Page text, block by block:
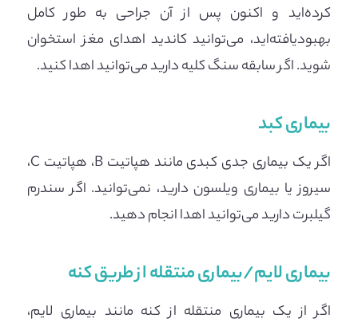
کرده‌اید و اکنون پس از آن جراحی به طور کامل
بهبودیافته‌اید، می‌توانید کاندید اهدای مغز استخوان
شوید. اگر سابقه سنگ کلیه دارید می‌توانید اهدا کنید.
بیماری کبد
اگر یک بیماری جدی کبدی مانند هپاتیت B، هپاتیت C،
سیروز یا بیماری ویلسون دارید، نمی‌توانید. اگر سندرم
گیلبرت دارید می‌توانید اهدا انجام دهید.
بیماری لایم/بیماری منتقله از طریق کنه
اگر از یک بیماری منتقله از کنه مانند بیماری لایم،